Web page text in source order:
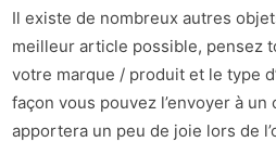
Il existe de nombreux autres
meilleur article possible, pensez
votre marque / produit et le type
façon vous pouvez l’envoyer à
apportera un peu de joie lors de